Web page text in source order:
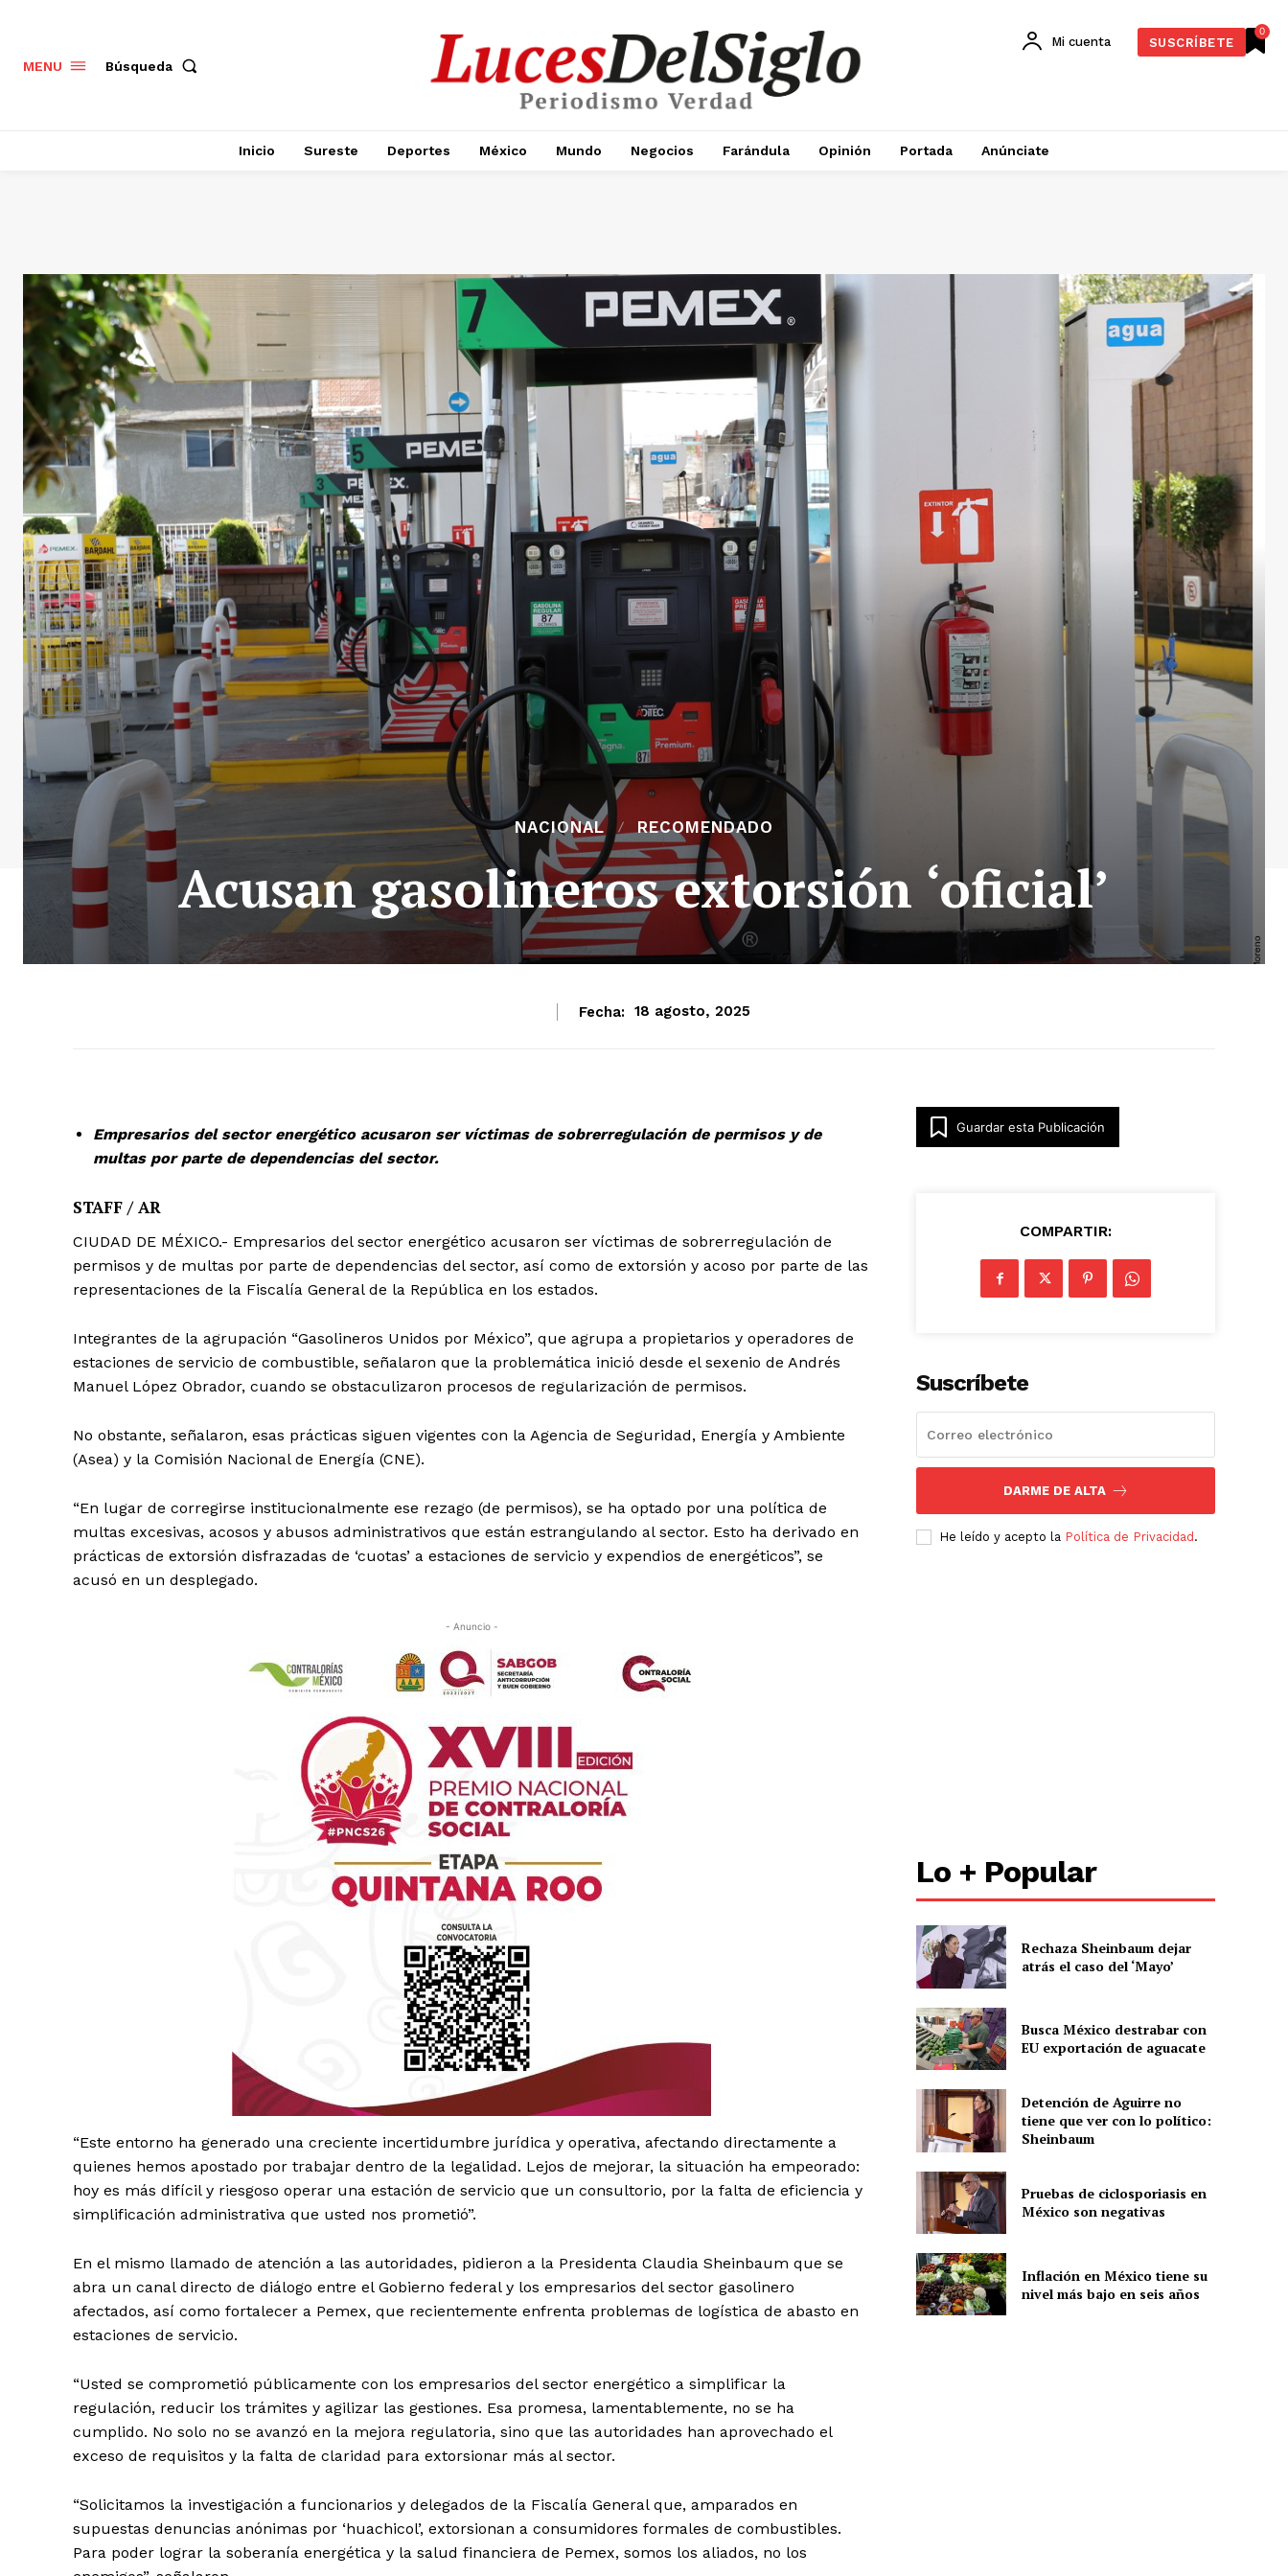
Luces
Del Siglo
SUSCRÍBETE AHORA
Empresa
Nosotros
Política de privacidad
Políticas del Sitio
MENU Búsqueda
0
Mi cuenta SUSCRÍBETE
Inicio Sureste Deportes México Mundo Negocios Farándula Opinión Portada Anúnciate
NACIONAL RECOMENDADO
Acusan gasolineros extorsión ‘oficial’
Fecha: 18 agosto, 2025
Empresarios del sector energético acusaron ser víctimas de sobrerregulación de permisos y de
multas por parte de dependencias del sector.
STAFF / AR
CIUDAD DE MÉXICO.- Empresarios del sector energético acusaron ser víctimas de sobrerregulación de
permisos y de multas por parte de dependencias del sector, así como de extorsión y acoso por parte de las
representaciones de la Fiscalía General de la República en los estados.
Integrantes de la agrupación “Gasolineros Unidos por México”, que agrupa a propietarios y operadores de
estaciones de servicio de combustible, señalaron que la problemática inició desde el sexenio de Andrés
Manuel López Obrador, cuando se obstaculizaron procesos de regularización de permisos.
No obstante, señalaron, esas prácticas siguen vigentes con la Agencia de Seguridad, Energía y Ambiente
(Asea) y la Comisión Nacional de Energía (CNE).
“En lugar de corregirse institucionalmente ese rezago (de permisos), se ha optado por una política de
multas excesivas, acosos y abusos administrativos que están estrangulando al sector. Esto ha derivado en
prácticas de extorsión disfrazadas de ‘cuotas’ a estaciones de servicio y expendios de energéticos”, se
acusó en un desplegado.
- Anuncio -
“Este entorno ha generado una creciente incertidumbre jurídica y operativa, afectando directamente a
quienes hemos apostado por trabajar dentro de la legalidad. Lejos de mejorar, la situación ha empeorado:
hoy es más difícil y riesgoso operar una estación de servicio que un consultorio, por la falta de eficiencia y
simplificación administrativa que usted nos prometió”.
En el mismo llamado de atención a las autoridades, pidieron a la Presidenta Claudia Sheinbaum que se
abra un canal directo de diálogo entre el Gobierno federal y los empresarios del sector gasolinero
afectados, así como fortalecer a Pemex, que recientemente enfrenta problemas de logística de abasto en
estaciones de servicio.
“Usted se comprometió públicamente con los empresarios del sector energético a simplificar la
regulación, reducir los trámites y agilizar las gestiones. Esa promesa, lamentablemente, no se ha
cumplido. No solo no se avanzó en la mejora regulatoria, sino que las autoridades han aprovechado el
exceso de requisitos y la falta de claridad para extorsionar más al sector.
“Solicitamos la investigación a funcionarios y delegados de la Fiscalía General que, amparados en
supuestas denuncias anónimas por ‘huachicol’, extorsionan a consumidores formales de combustibles.
Para poder lograr la soberanía energética y la salud financiera de Pemex, somos los aliados, no los
Guardar esta Publicación
COMPARTIR:
Suscríbete
DARME DE ALTA
He leído y acepto la Política de Privacidad .
Lo + Popular
Rechaza Sheinbaum dejar
atrás el caso del ‘Mayo’
Busca México destrabar con
EU exportación de aguacate
Detención de Aguirre no
tiene que ver con lo político:
Sheinbaum
Pruebas de ciclosporiasis en
México son negativas
Inflación en México tiene su
nivel más bajo en seis años